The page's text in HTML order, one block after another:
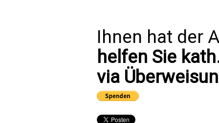
Ihnen hat der
helfen Sie
via